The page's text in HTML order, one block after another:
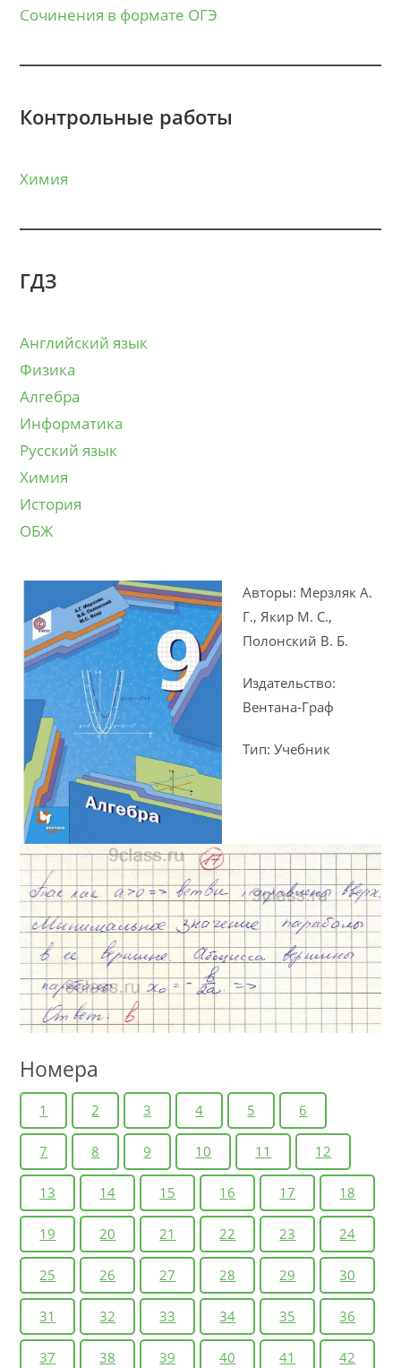
Сочинения в формате ОГЭ
Контрольные работы
Химия
ГДЗ
Английский язык
Физика
Алгебра
Информатика
Русский язык
Химия
История
ОБЖ
Авторы: Мерзляк А.
Г., Якир М. С.,
Полонский В. Б.
Издательство:
Вентана-Граф
Тип: Учебник
Номера
1 2 3 4 5 6
7 8 9 10 11 12
13 14 15 16 17 18
19 20 21 22 23 24
25 26 27 28 29 30
31 32 33 34 35 36
37 38 39 40 41 42